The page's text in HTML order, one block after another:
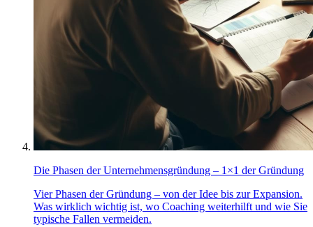
Die Phasen der Unternehmensgründung – 1×1 der Gründung
Vier Phasen der Gründung – von der Idee bis zur Expansion.
Was wirklich wichtig ist, wo Coaching weiterhilft und wie Sie
typische Fallen vermeiden.